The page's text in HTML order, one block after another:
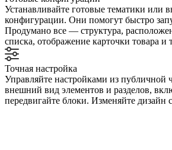
Устанавливайте готовые тематики или
конфигурации. Они помогут быстро
Продумано все — структура,
списка, отображение карточки товара и
Точная настройка
Управляйте настройками из публичной
внешний вид элементов и разделов,
передвигайте блоки. Изменяйте дизайн